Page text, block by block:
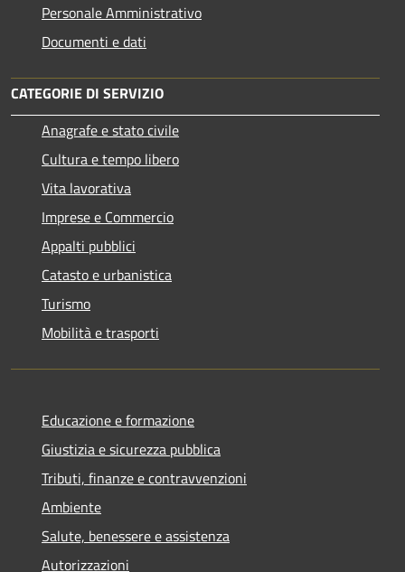
Personale Amministrativo
Documenti e dati
CATEGORIE DI SERVIZIO
Anagrafe e stato civile
Cultura e tempo libero
Vita lavorativa
Imprese e Commercio
Appalti pubblici
Catasto e urbanistica
Turismo
Mobilità e trasporti
Educazione e formazione
Giustizia e sicurezza pubblica
Tributi, finanze e contravvenzioni
Ambiente
Salute, benessere e assistenza
Autorizzazioni